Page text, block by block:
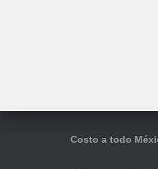
Costo a todo